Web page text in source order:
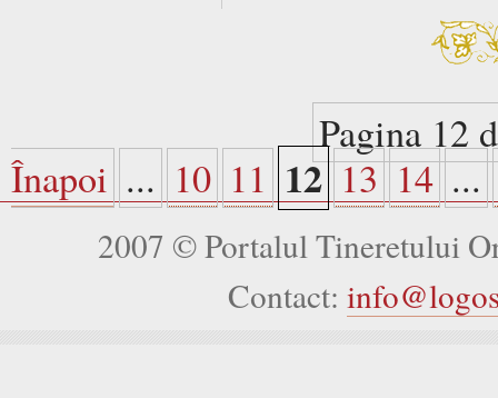
Pagina 12
Înapoi ... 10 11 12 13 14 ...
2007 © Portalul Tineretului
Contact: